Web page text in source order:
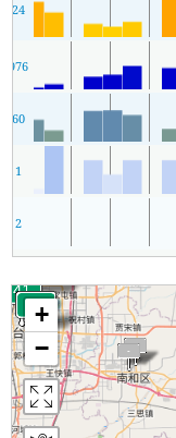
24
976
60
1
2
+
−